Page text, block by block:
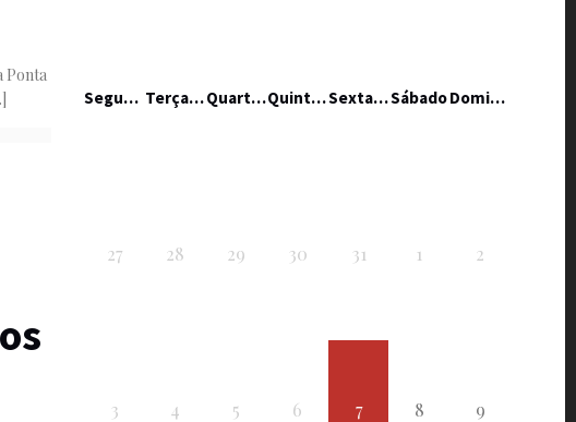
Ponta
Segunda-feira Terça-feira Quarta-feira Quinta-feira Sexta-feiraSábado Domingo
27 28 29 30 31 1 2
3 4 5 6 7 8 9